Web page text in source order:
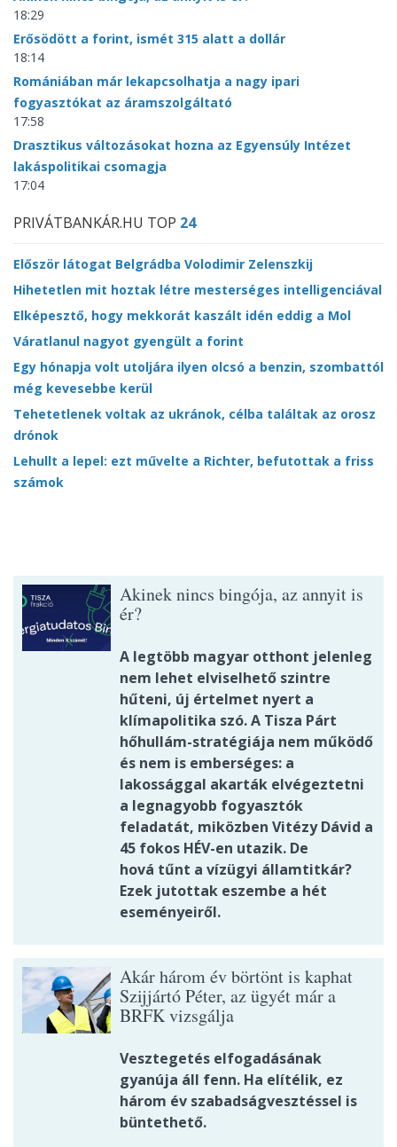
18:29
Erősödött a forint, ismét 315 alatt a dollár
18:14
Romániában már lekapcsolhatja a nagy ipari
fogyasztókat az áramszolgáltató
17:58
Drasztikus változásokat hozna az Egyensúly Intézet
lakáspolitikai csomagja
17:04
PRIVÁTBANKÁR.HU TOP 24
Először látogat Belgrádba Volodimir Zelenszkij
Hihetetlen mit hoztak létre mesterséges intelligenciával
Elképesztő, hogy mekkorát kaszált idén eddig a Mol
Váratlanul nagyot gyengült a forint
Egy hónapja volt utoljára ilyen olcsó a benzin, szombattól
még kevesebbe kerül
Tehetetlenek voltak az ukránok, célba találtak az orosz
drónok
Lehullt a lepel: ezt művelte a Richter, befutottak a friss
számok
Akinek nincs bingója, az annyit is
ér?
A legtöbb magyar otthont jelenleg
nem lehet elviselhető szintre
hűteni, új értelmet nyert a
klímapolitika szó. A Tisza Párt
hőhullám-stratégiája nem működő
és nem is emberséges: a
lakossággal akarták elvégeztetni
a legnagyobb fogyasztók
feladatát, miközben Vitézy Dávid a
45 fokos HÉV-en utazik. De
hová tűnt a vízügyi államtitkár?
Ezek jutottak eszembe a hét
eseményeiről.
Akár három év börtönt is kaphat
Szijjártó Péter, az ügyét már a
BRFK vizsgálja
Vesztegetés elfogadásának
gyanúja áll fenn. Ha elítélik, ez
három év szabadságvesztéssel is
büntethető.